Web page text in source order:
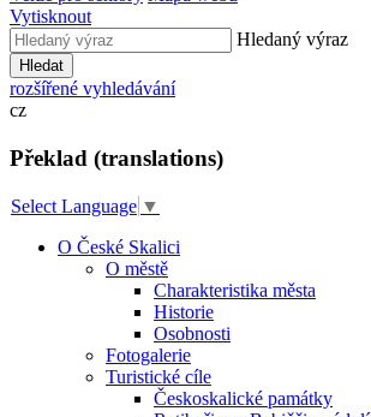
Vytisknout
Hledaný výraz
Hledat
rozšířené vyhledávání
cz
Překlad (translations)
Select Language ▼
O České Skalici
O městě
Charakteristika města
Historie
Osobnosti
Fotogalerie
Turistické cíle
Českoskalické památky